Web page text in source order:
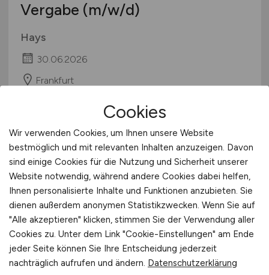
Vergabe (m/w/d)
Hays
30.06.2026
Frankfurt
Einstieg als Bauleiter Mobilfunk
(m/w/d)
Hays
Cookies
Wir verwenden Cookies, um Ihnen unsere Website
bestmöglich und mit relevanten Inhalten anzuzeigen. Davon
sind einige Cookies für die Nutzung und Sicherheit unserer
Website notwendig, während andere Cookies dabei helfen,
Ihnen personalisierte Inhalte und Funktionen anzubieten. Sie
dienen außerdem anonymen Statistikzwecken. Wenn Sie auf
"Alle akzeptieren" klicken, stimmen Sie der Verwendung aller
Cookies zu. Unter dem Link "Cookie-Einstellungen" am Ende
jeder Seite können Sie Ihre Entscheidung jederzeit
nachträglich aufrufen und ändern. Datenschutzerklärung